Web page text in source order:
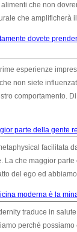
che non
che amplificherà
dovete
esperienze
non siete
comportamento.
parte della gente
facilitata
La che maggior
del ego ed
moderna è la
traduce in
perché